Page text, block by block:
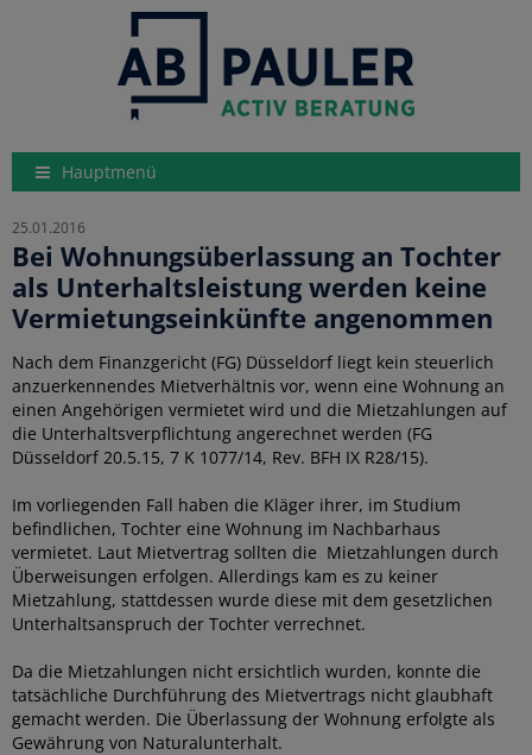
Hauptmenü
25.01.2016
Bei Wohnungsüberlassung an Tochter
als Unterhaltsleistung werden keine
Vermietungseinkünfte angenommen
Nach dem Finanzgericht (FG) Düsseldorf liegt kein steuerlich
anzuerkennendes Mietverhältnis vor, wenn eine Wohnung an
einen Angehörigen vermietet wird und die Mietzahlungen auf
die Unterhaltsverpflichtung angerechnet werden (FG
Düsseldorf 20.5.15, 7 K 1077/14, Rev. BFH IX R28/15).
Im vorliegenden Fall haben die Kläger ihrer, im Studium
befindlichen, Tochter eine Wohnung im Nachbarhaus
vermietet. Laut Mietvertrag sollten die Mietzahlungen durch
Überweisungen erfolgen. Allerdings kam es zu keiner
Mietzahlung, stattdessen wurde diese mit dem gesetzlichen
Unterhaltsanspruch der Tochter verrechnet.
Da die Mietzahlungen nicht ersichtlich wurden, konnte die
tatsächliche Durchführung des Mietvertrags nicht glaubhaft
gemacht werden. Die Überlassung der Wohnung erfolgte als
Gewährung von Naturalunterhalt.